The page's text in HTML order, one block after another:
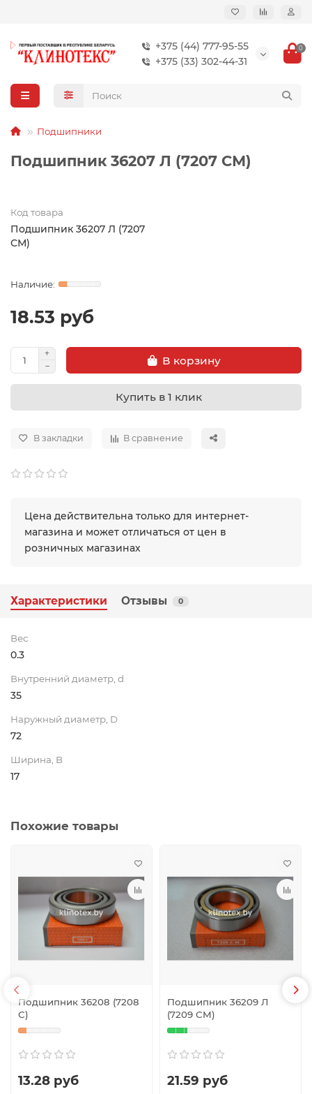
+375 (44) 777-95-55
+375 (33) 302-44-31
0
Подшипники
Подшипник 36207 Л (7207 СМ)
Код товара
Подшипник 36207 Л (7207
СМ)
18.53 руб
В корзину
Купить в 1 клик
В закладки В сравнение
Цена действительна только для интернет-
магазина и может отличаться от цен в
розничных магазинах
Характеристики Отзывы 0
Вес
0.3
Внутренний диаметр, d
35
Наружный диаметр, D
72
Ширина, B
17
Похожие товары
Подшипник 36208 (7208
С)
13.28 руб
Подшипник 36209 Л
(7209 CM)
21.59 руб